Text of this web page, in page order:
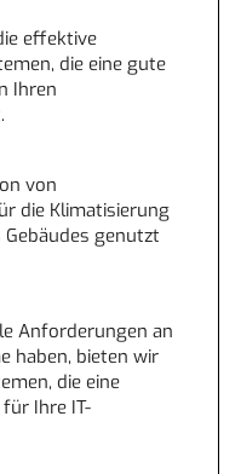
effektive
die eine gute
Ihren
von
die Klimatisierung
genutzt
Anforderungen an
haben, bieten wir
die eine
Ihre IT-